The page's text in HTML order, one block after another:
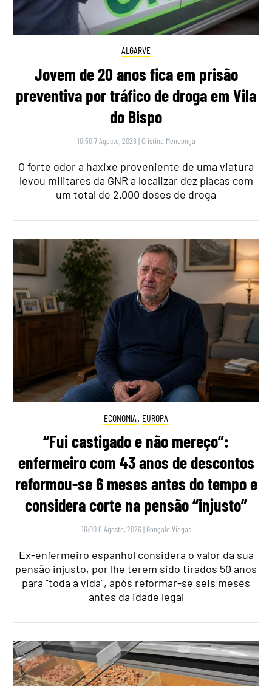
ALGARVE
Jovem de 20 anos fica em prisão
preventiva por tráfico de droga em Vila
do Bispo
10:50 7 Agosto, 2026 | Cristina Mendonça
O forte odor a haxixe proveniente de uma viatura
levou militares da GNR a localizar dez placas com
um total de 2.000 doses de droga
ECONOMIA , EUROPA
“Fui castigado e não mereço”:
enfermeiro com 43 anos de descontos
reformou-se 6 meses antes do tempo e
considera corte na pensão “injusto”
16:00 6 Agosto, 2026 | Gonçalo Viegas
Ex-enfermeiro espanhol considera o valor da sua
pensão injusto, por lhe terem sido tirados 50 anos
para "toda a vida", após reformar-se seis meses
antes da idade legal